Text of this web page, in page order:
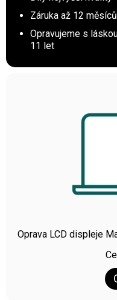
Záruka až 12 měsíců
Opravujeme s
11 let
Oprava LCD displeje